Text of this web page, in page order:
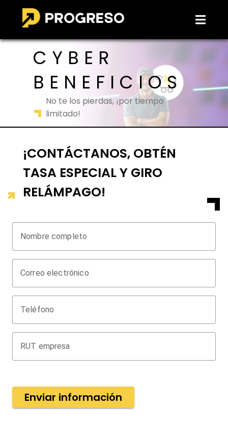
CYBER
BENEFICIOS
No te los pierdas, ¡por tiempo
limitado!
¡CONTÁCTANOS, OBTÉN
TASA ESPECIAL Y GIRO
RELÁMPAGO!
Nombre completo
Correo electrónico
Teléfono
RUT empresa
Enviar información